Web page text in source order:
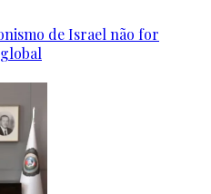
de Israel não for